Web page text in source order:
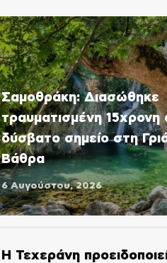
Σαμοθράκη: Διασώθηκε
τραυματισμένη 15χρονη
δύσβατο σημείο στη
Βάθρα
6 Αυγούστου, 2026
Η Τεχεράνη